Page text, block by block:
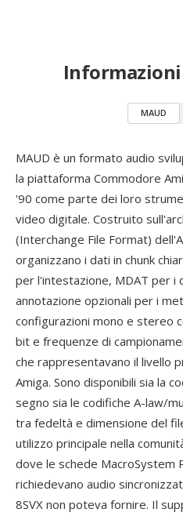
MAUD
MAUD è un formato audio
la piattaforma Commodore
'90 come parte dei loro
video digitale. Costruito
(Interchange File Format)
organizzano i dati in chunk
per l'intestazione, MDAT per i
annotazione opzionali per i
configurazioni mono e stereo
bit e frequenze di
che rappresentavano il livello
Amiga. Sono disponibili sia la
segno sia le codifiche A-law/
tra fedeltà e dimensione del
utilizzo principale nella
dove le schede MacroSystem
richiedevano audio
8SVX non poteva fornire. Il